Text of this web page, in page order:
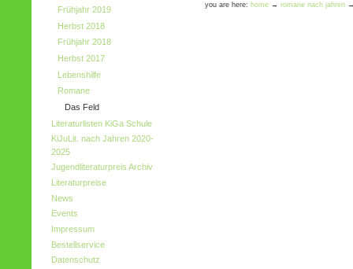
Frühjahr 2019
Herbst 2018
Frühjahr 2018
Herbst 2017
Lebenshilfe
Romane
Das Feld
Literaturlisten KiGa Schule
KiJuLit. nach Jahren 2020-
2025
Jugendliteraturpreis Archiv
Literaturpreise
News
Events
Impressum
Bestellservice
Datenschutz
you are here: home → romane nach jahren